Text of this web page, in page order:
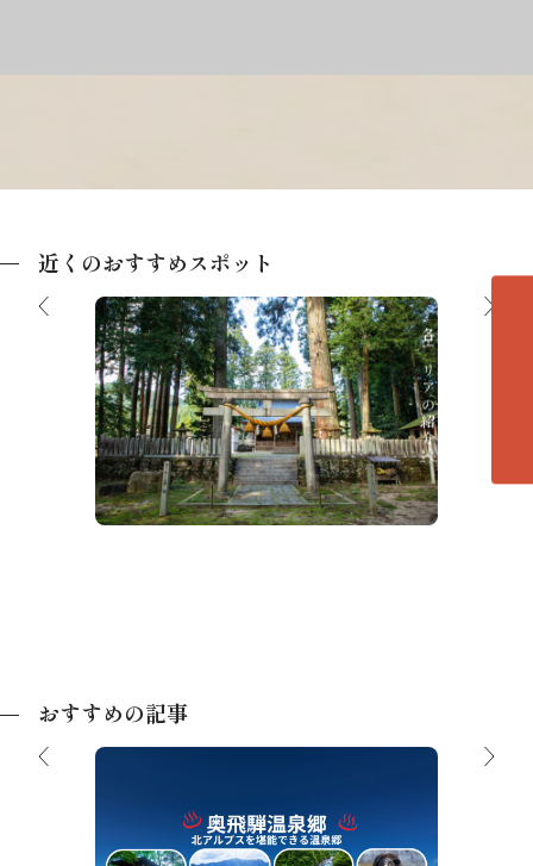
近くのおすすめスポット
荒城神社
おすすめの記事
奥飛騨温泉郷 5つの温泉地の魅力を徹底
各エリアの紹介へ